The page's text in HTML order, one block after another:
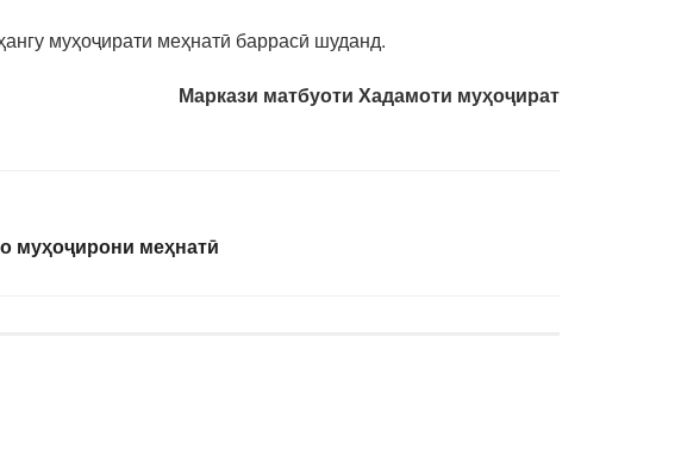
муҳоҷирати меҳнатӣ баррасӣ шуданд.
Маркази матбуоти Хадамоти муҳоҷират
муҳоҷирони меҳнатӣ